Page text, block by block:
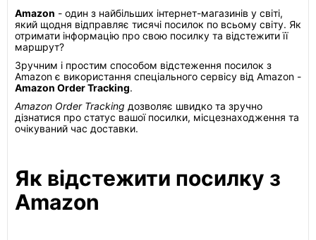
Amazon - один з найбільших інтернет-магазинів у світі,
який щодня відправляє тисячі посилок по всьому світу. Як
отримати інформацію про свою посилку та відстежити її
маршрут?
Зручним і простим способом відстеження посилок з
Amazon є використання спеціального сервісу від Amazon -
Amazon Order Tracking.
Amazon Order Tracking дозволяє швидко та зручно
дізнатися про статус вашої посилки, місцезнаходження та
очікуваний час доставки.
Як відстежити посилку з
Amazon